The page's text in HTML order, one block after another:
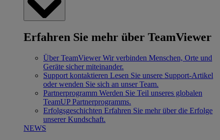
Erfahren Sie mehr über TeamViewer
Über TeamViewer Wir verbinden Menschen, Orte und
Geräte sicher miteinander.
Support kontaktieren Lesen Sie unsere Support-Artikel
oder wenden Sie sich an unser Team.
Partnerprogramm Werden Sie Teil unseres globalen
TeamUP Partnerprogramms.
Erfolgsgeschichten Erfahren Sie mehr über die Erfolge
unserer Kundschaft.
NEWS